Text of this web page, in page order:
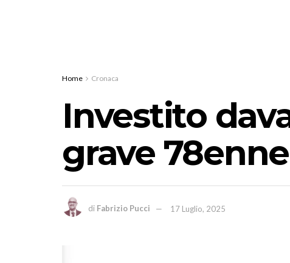
Home Cronaca
Investito
grave 78enne
di Fabrizio Pucci 17 Luglio, 2025